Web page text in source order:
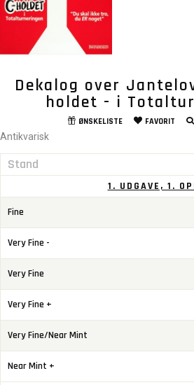
Dekalog over
holdet - i
ØNSKELISTE FAVORIT
Antikvarisk
Stand
1. UDGAVE, 1.
Fine
Very Fine -
Very Fine
Very Fine +
Very Fine/Near Mint
Near Mint +